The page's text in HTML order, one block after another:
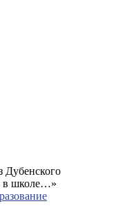
Дубенского
в школе…»